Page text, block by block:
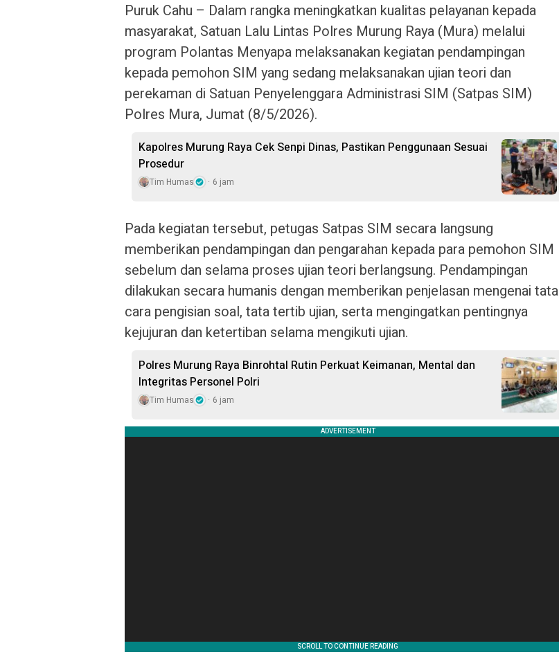
Puruk Cahu – Dalam rangka meningkatkan kualitas pelayanan kepada
masyarakat, Satuan Lalu Lintas Polres Murung Raya (Mura) melalui
program Polantas Menyapa melaksanakan kegiatan pendampingan
kepada pemohon SIM yang sedang melaksanakan ujian teori dan
perekaman di Satuan Penyelenggara Administrasi SIM (Satpas SIM)
Polres Mura, Jumat (8/5/2026).
Kapolres Murung Raya Cek Senpi Dinas, Pastikan Penggunaan Sesuai
Prosedur
Tim Humas 6 jam
Pada kegiatan tersebut, petugas Satpas SIM secara langsung
memberikan pendampingan dan pengarahan kepada para pemohon SIM
sebelum dan selama proses ujian teori berlangsung. Pendampingan
dilakukan secara humanis dengan memberikan penjelasan mengenai tata
cara pengisian soal, tata tertib ujian, serta mengingatkan pentingnya
kejujuran dan ketertiban selama mengikuti ujian.
Polres Murung Raya Binrohtal Rutin Perkuat Keimanan, Mental dan
Integritas Personel Polri
Tim Humas 6 jam